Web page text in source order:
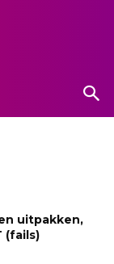
uitpakken,
(fails)